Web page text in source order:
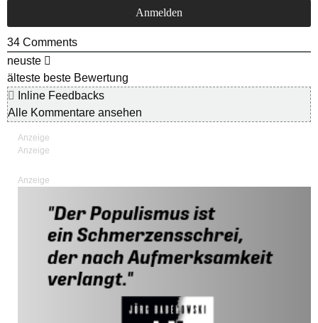
34 Comments
neuste
älteste beste Bewertung
Inline Feedbacks
Alle Kommentare ansehen
Anzeige